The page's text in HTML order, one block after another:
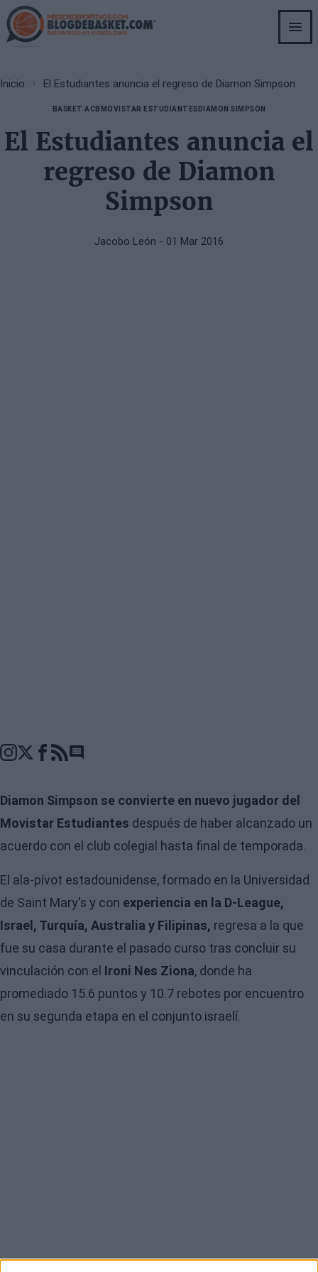
Skip
to
main
Breadcrumb
Inicio El Estudiantes anuncia el regreso de Diamon Simpson
BASKET ACB MOVISTAR ESTUDIANTES DIAMON SIMPSON
El Estudiantes anuncia el
regreso de Diamon
Simpson
Jacobo León - 01 Mar 2016
Go to comments seciton
Diamon Simpson se convierte en nuevo jugador del
Movistar Estudiantes después de haber alcanzado un
acuerdo con el club colegial hasta final de temporada.
El ala-pívot estadounidense, formado en la Universidad
de Saint Mary's y con experiencia en la D-League,
Israel, Turquía, Australia y Filipinas, regresa a la que
fue su casa durante el pasado curso tras concluir su
vinculación con el Ironi Nes Ziona, donde ha
promediado 15.6 puntos y 10.7 rebotes por encuentro
en su segunda etapa en el conjunto israelí.